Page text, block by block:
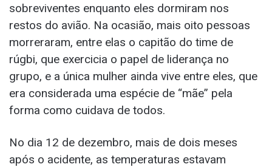
sobreviventes enquanto eles dormiram nos
restos do avião. Na ocasião, mais oito pessoas
morreraram, entre elas o capitão do time de
rúgbi, que exercicia o papel de liderança no
grupo, e a única mulher ainda vive entre eles, que
era considerada uma espécie de “mãe” pela
forma como cuidava de todos.
No dia 12 de dezembro, mais de dois meses
após o acidente, as temperaturas estavam